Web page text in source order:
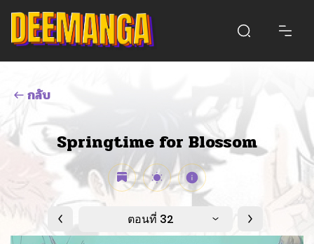
กลับ
Springtime for Blossom
ตอนที่ 32